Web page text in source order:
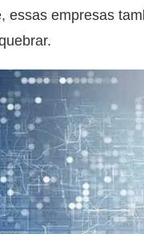
essas empresas